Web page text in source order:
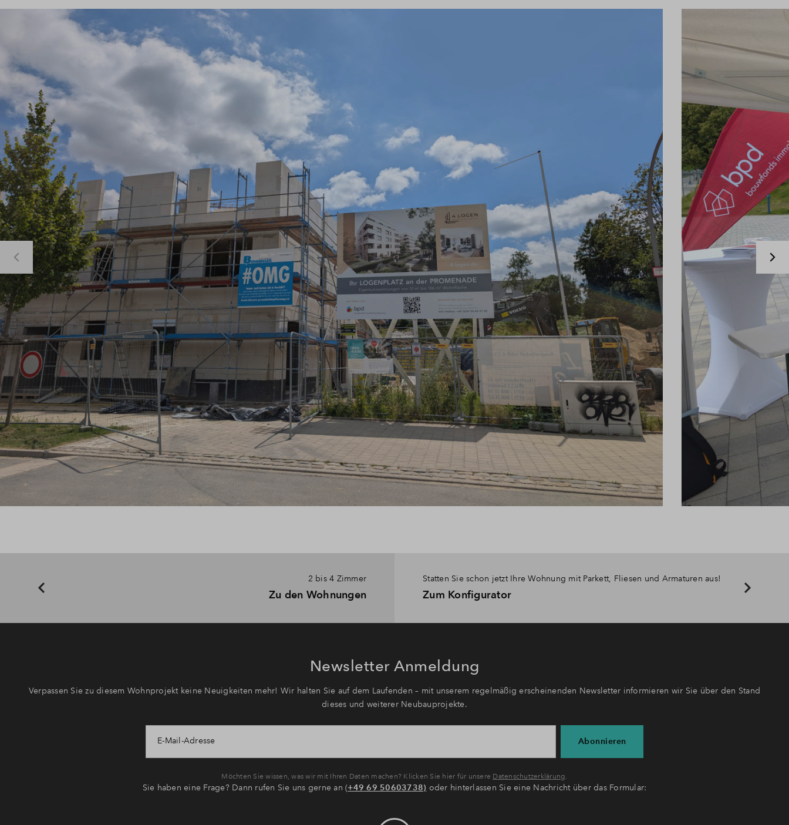
2 bis 4 Zimmer
Zu den Wohnungen
Statten Sie schon jetzt Ihre Wohnung mit Parkett, Fliesen und Armaturen aus!
Zum Konfigurator
Newsletter Anmeldung
Verpassen Sie zu diesem Wohnprojekt keine Neuigkeiten mehr! Wir halten Sie auf dem Laufenden – mit unserem regelmäßig erscheinenden Newsletter informieren wir Sie über den Stand
dieses und weiterer Neubauprojekte.
E-Mail-Adresse Abonnieren
Möchten Sie wissen, was wir mit Ihren Daten machen? Klicken Sie hier für unsere Datenschutzerklärung.
Sie haben eine Frage? Dann rufen Sie uns gerne an (+49 69 50603738) oder hinterlassen Sie eine Nachricht über das Formular: